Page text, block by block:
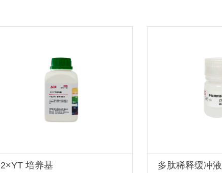
2×YT 培养基 多肽稀释缓冲液